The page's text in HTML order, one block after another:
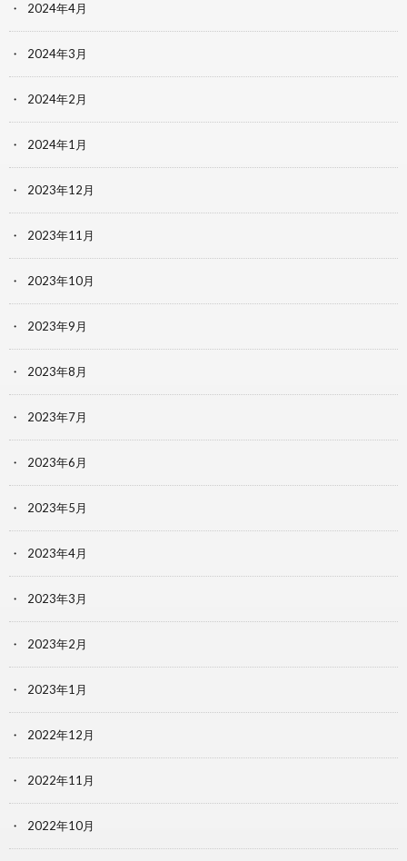
2024年4月
2024年3月
2024年2月
2024年1月
2023年12月
2023年11月
2023年10月
2023年9月
2023年8月
2023年7月
2023年6月
2023年5月
2023年4月
2023年3月
2023年2月
2023年1月
2022年12月
2022年11月
2022年10月